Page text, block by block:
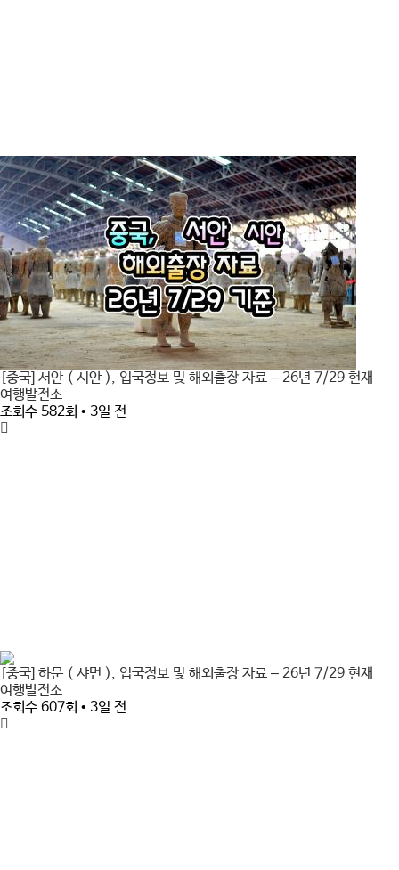
[중국] 서안 ( 시안 ), 입국정보 및 해외출장 자료 – 26년 7/29 현재
여행발전소
조회수 582회 • 3일 전
[중국] 하문 ( 샤먼 ), 입국정보 및 해외출장 자료 – 26년 7/29 현재
여행발전소
조회수 607회 • 3일 전